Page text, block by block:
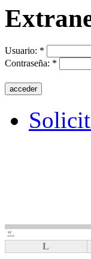
Usuario: *
Contraseña: *
«
L